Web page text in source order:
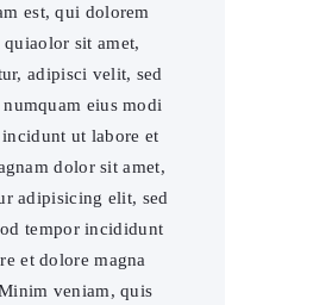
est, qui dolorem
quiaolor sit amet,
adipisci velit, sed
eius modi
ut labore et
dolor sit amet,
adipisicing elit, sed
tempor incididunt
et dolore magna
veniam, quis